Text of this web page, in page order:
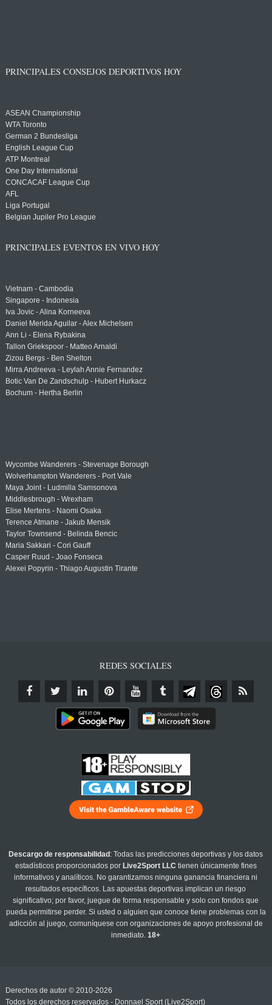
PRINCIPALES CONSEJOS DEPORTIVOS HOY
ASEAN Championship
WTA Toronto
German 2 Bundesliga
English League Cup
ATP Montreal
One Day International
CONCACAF League Cup
AFL
Liga Portugal
Belgian Jupiler Pro League
PRINCIPALES EVENTOS EN VIVO HOY
Vietnam - Cambodia
Singapore - Indonesia
Iva Jovic - Alina Korneeva
Daniel Merida Aguilar - Alex Michelsen
Ann Li - Elena Rybakina
Tallon Griekspoor - Matteo Arnaldi
Zizou Bergs - Ben Shelton
Mirra Andreeva - Leylah Annie Fernandez
Botic Van De Zandschulp - Hubert Hurkacz
Bochum - Hertha Berlin
Wycombe Wanderers - Stevenage Borough
Wolverhampton Wanderers - Port Vale
Maya Joint - Ludmilla Samsonova
Middlesbrough - Wrexham
Elise Mertens - Naomi Osaka
Terence Atmane - Jakub Mensik
Taylor Townsend - Belinda Bencic
Maria Sakkari - Cori Gauff
Casper Ruud - Joao Fonseca
Alexei Popyrin - Thiago Augustin Tirante
REDES SOCIALES
Descargo de responsabilidad : Todas las predicciones deportivas y los datos
estadísticos proporcionados por Live2Sport LLC tienen únicamente fines
informativos y analíticos. No garantizamos ninguna ganancia financiera ni
resultados específicos. Las apuestas deportivas implican un riesgo
significativo; por favor, juegue de forma responsable y solo con fondos que
pueda permitirse perder. Si usted o alguien que conoce tiene problemas con la
adicción al juego, comuníquese con organizaciones de apoyo profesional de
inmediato.18+
Derechos de autor © 2010-2026
Todos los derechos reservados - Donnael Sport (Live2Sport)